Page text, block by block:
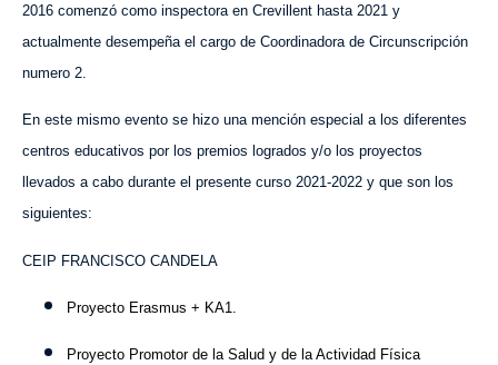
2016 comenzó como inspectora en Crevillent hasta 2021 y
actualmente desempeña el cargo de Coordinadora de Circunscripción
numero 2.
En este mismo evento se hizo una mención especial a los diferentes
centros educativos por los premios logrados y/o los proyectos
llevados a cabo durante el presente curso 2021-2022 y que son los
siguientes:
CEIP FRANCISCO CANDELA
Proyecto Erasmus + KA1.
Proyecto Promotor de la Salud y de la Actividad Física